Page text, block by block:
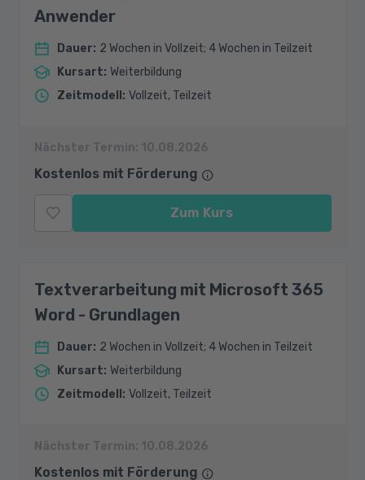
Anwender
Dauer: 2 Wochen in Vollzeit; 4 Wochen in Teilzeit
Kursart: Weiterbildung
Zeitmodell : Vollzeit, Teilzeit
Nächster Termin: 10.08.2026
Kostenlos mit Förderung
Zum Kurs
Textverarbeitung mit Microsoft 365
Word - Grundlagen
Dauer: 2 Wochen in Vollzeit; 4 Wochen in Teilzeit
Kursart: Weiterbildung
Zeitmodell : Vollzeit, Teilzeit
Nächster Termin: 10.08.2026
Kostenlos mit Förderung